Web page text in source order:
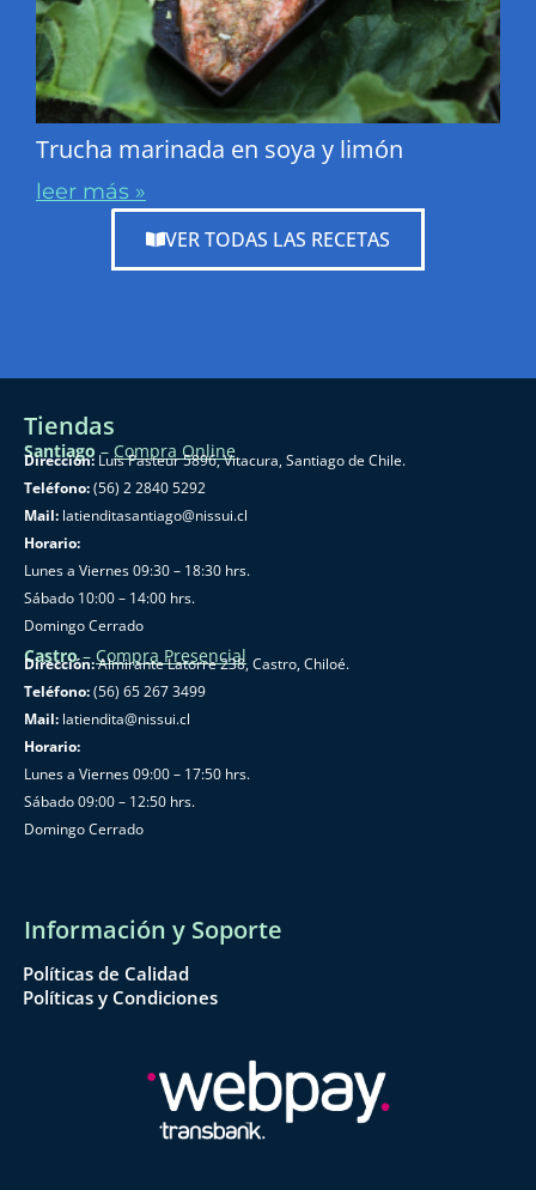
Trucha marinada en soya y limón
leer más »
VER TODAS LAS RECETAS
Tiendas
Santiago – Compra Online
Dirección: Luis Pasteur 5896, Vitacura, Santiago de Chile.
Teléfono:(56) 2 2840 5292
Mail: latienditasantiago@nissui.cl
Horario:
Lunes a Viernes 09:30 – 18:30 hrs.
Sábado 10:00 – 14:00 hrs.
Domingo Cerrado
Castro– Compra Presencial
Dirección:Almirante Latorre 238, Castro, Chiloé.
Teléfono:(56) 65 267 3499
Mail: latiendita@nissui.cl
Horario:
Lunes a Viernes 09:00 – 17:50 hrs.
Sábado 09:00 – 12:50 hrs.
Domingo Cerrado
Información y Soporte
Políticas de Calidad
Políticas y Condiciones